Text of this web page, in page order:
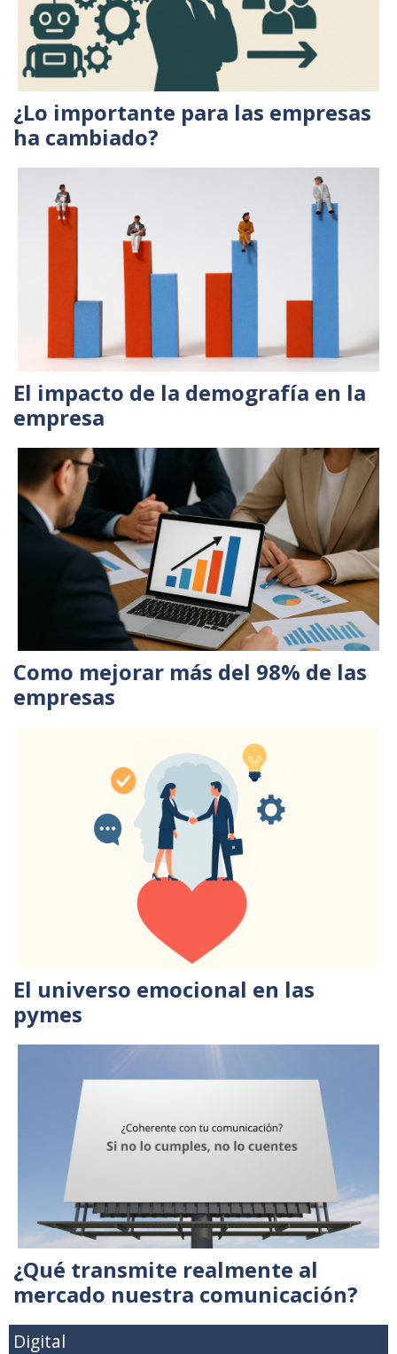
¿Lo importante para las empresas
ha cambiado?
El impacto de la demografía en la
empresa
Como mejorar más del 98% de las
empresas
El universo emocional en las
pymes
¿Qué transmite realmente al
mercado nuestra comunicación?
Digital